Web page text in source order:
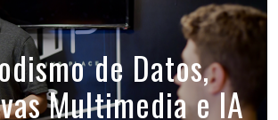
de Datos,
Multimedia e IA